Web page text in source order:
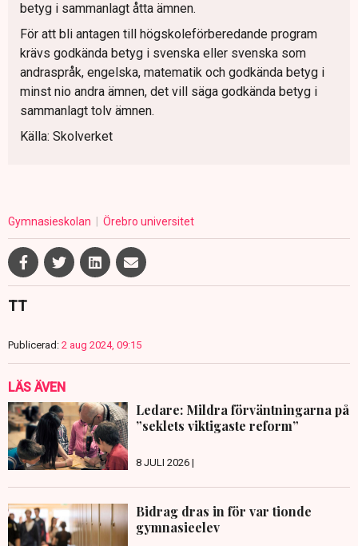
betyg i sammanlagt åtta ämnen.
För att bli antagen till högskoleförberedande program
krävs godkända betyg i svenska eller svenska som
andraspråk, engelska, matematik och godkända betyg i
minst nio andra ämnen, det vill säga godkända betyg i
sammanlagt tolv ämnen.
Källa: Skolverket
Gymnasieskolan Örebro universitet
TT
Publicerad: 2 aug 2024, 09:15
LÄS ÄVEN
Ledare: Mildra förväntningarna på
”seklets viktigaste reform”
8 JULI 2026 |
Bidrag dras in för var tionde
gymnasieelev